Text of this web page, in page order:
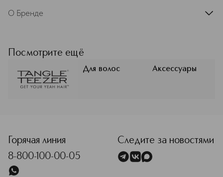
артикул
2392TT
О Бренде
британским стилистом по волосам
Шоном Палфри. Уникальность,
гордость и секрет расчесок Tangle
Подробнее
Посмотрите ещё
Для волос Аксессуары
Горячая линия
8-800-100-00-05
Следите за новостями